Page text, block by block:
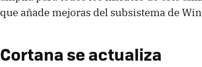
que añade mejoras del subsistema de
Cortana se actualiza